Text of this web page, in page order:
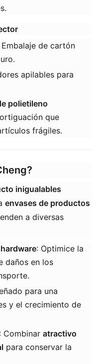
Embalaje de cartón
apilables para
polietileno
que
frágiles.
inigualables
envases de productos
a diversas
​: Optimice la
daños en los
para una
y el crecimiento de
​: Combinar ​ atractivo
​ para conservar la